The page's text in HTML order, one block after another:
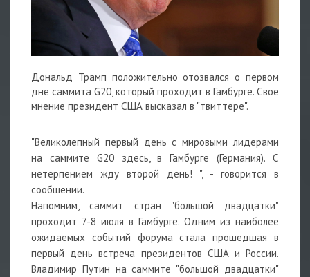
Дональд Трамп положительно отозвался о первом
дне саммита G20, который проходит в Гамбурге. Свое
мнение президент США высказал в "твиттере".
"Великолепный первый день с мировыми лидерами
на саммите G20 здесь, в Гамбурге (Германия). С
нетерпением жду второй день! ", - говорится в
сообщении.
Напомним, саммит стран "большой двадцатки"
проходит 7-8 июля в Гамбурге. Одним из наиболее
ожидаемых событий форума стала прошедшая в
первый день встреча президентов США и России.
Владимир Путин на саммите "большой двадцатки"